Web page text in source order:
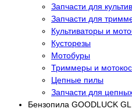
Запчасти для
Запчасти для
Культиваторы и
Кусторезы
Мотобуры
Триммеры и
Цепные пилы
Запчасти для
Бензопила GOODLUCK